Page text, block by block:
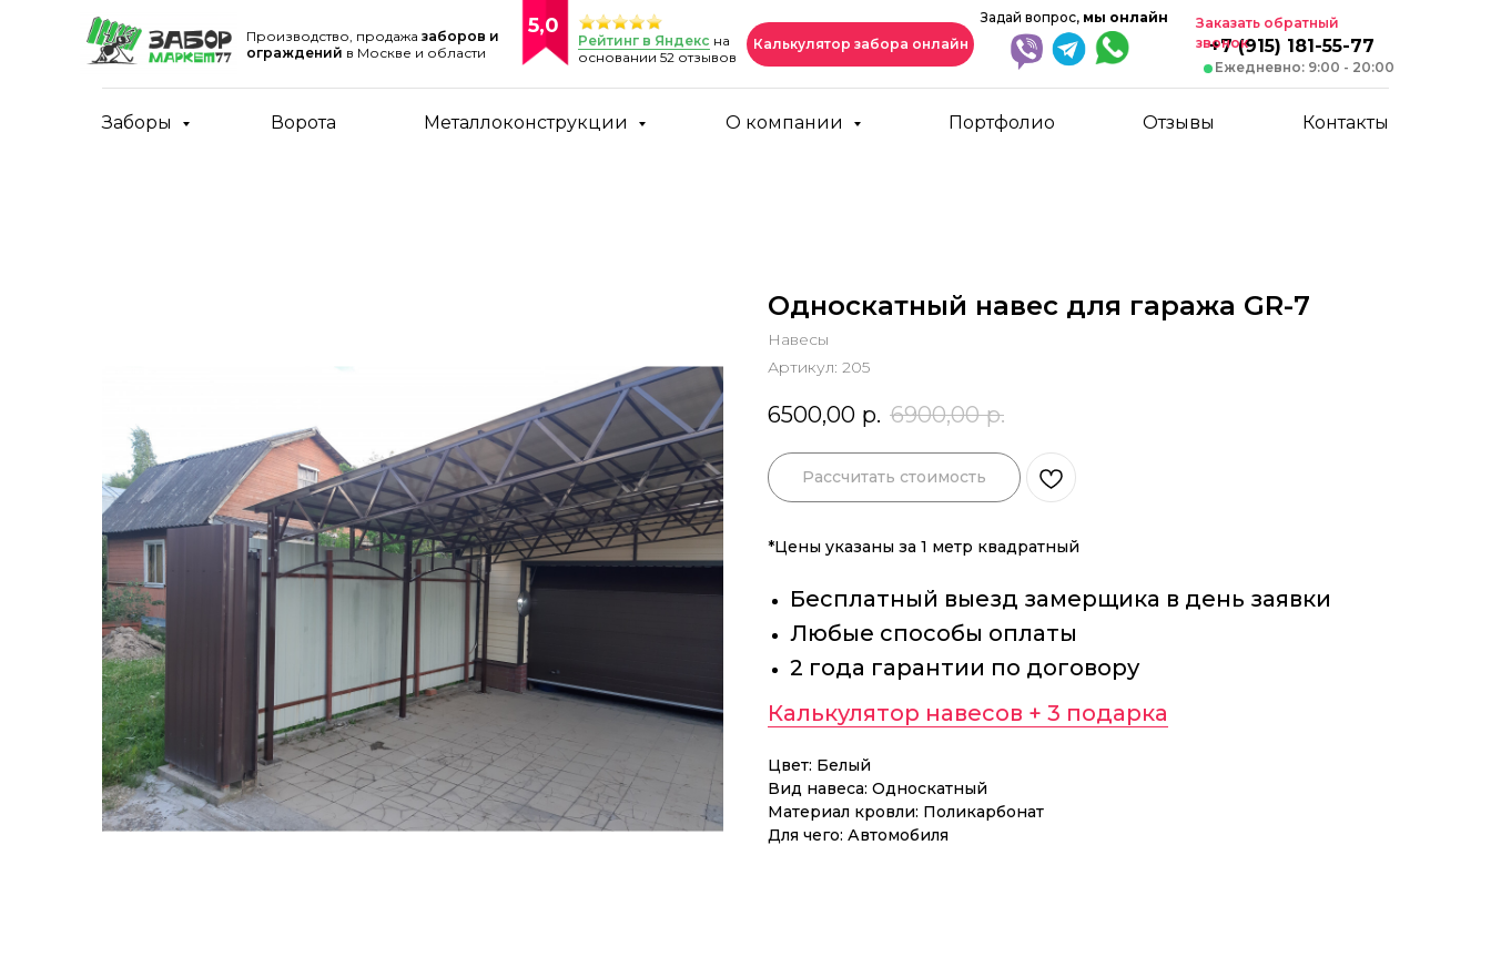
+7 (915) 181-55-77
Заказать обратный
звонок
Калькулятор забора онлайн
Ежедневно: 9:00 - 20:00
Задай вопрос, мы онлайн
Производство, продажа заборов и
ограждений в Москве и области
5,0
Рейтинг в Яндекс на
основании 52 отзывов
Заборы Ворота Металлоконструкции О компании Портфолио Отзывы Контакты
Односкатный навес для гаража GR-7
Навесы
Артикул: 205
6500,00 р. 6900,00 р.
Рассчитать стоимость
*Цены указаны за 1 метр квадратный
Бесплатный выезд замерщика в день заявки
Любые способы оплаты
2 года гарантии по договору
Калькулятор навесов + 3 подарка
Цвет: Белый
Вид навеса: Односкатный
Материал кровли: Поликарбонат
Для чего: Автомобиля